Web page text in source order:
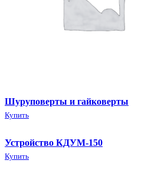
Шуруповерты и гайковерты
Купить
Устройство КДУМ-150
Купить